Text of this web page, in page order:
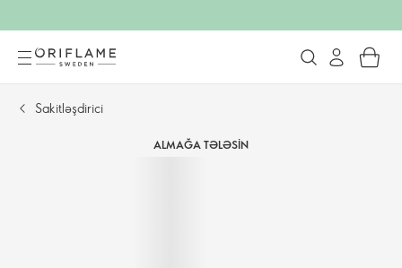
Sakitləşdirici
ALMAĞA TƏLƏSIN